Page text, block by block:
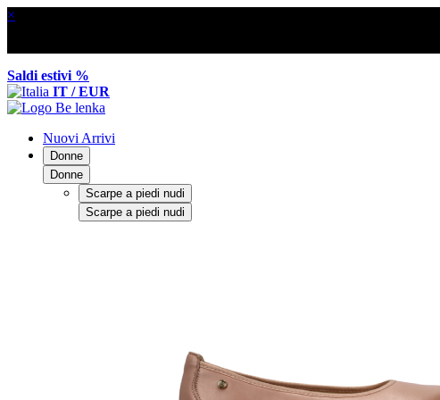
×
Saldi estivi %
IT / EUR
Nuovi Arrivi
Donne
Donne
Scarpe a piedi nudi
Scarpe a piedi nudi